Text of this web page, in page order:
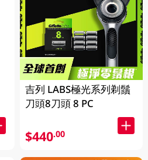
吉列 LABS極光系列剃鬚
刀頭8刀頭 8 PC
$440.00